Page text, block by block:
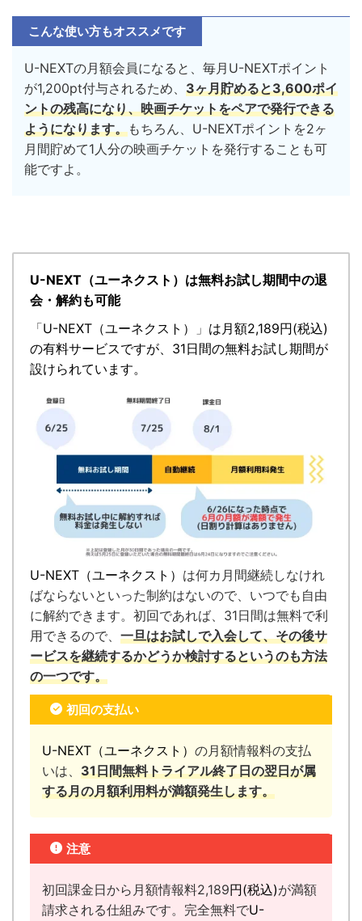
こんな使い方もオススメです
U-NEXTの月額会員になると、毎月U-NEXTポイント
が1,200pt付与されるため、 3ヶ月貯めると3,600ポイ
ントの残高になり、映画チケットをペアで発行できる
ようになります。もちろん、U-NEXTポイントを2ヶ
月間貯めて1人分の映画チケットを発行することも可
能ですよ。
U-NEXT（ユーネクスト）は無料お試し期間中の退
会・解約も可能
「U-NEXT（ユーネクスト） 」 は月額2,189円(税込)
の有料サービスですが、 31日間の無料お試し期間が
設けられています。
U-NEXT（ユーネクスト） は何カ月間継続しなけれ
ばならないといった制約はないので、いつでも自由
に解約できます。 初回であれば、31日間は無料で利
用できるので、 一旦はお試しで入会して、その後サ
ービスを継続するかどうか検討するというのも方法
の一つです。
初回の支払い
U-NEXT（ユーネクスト） の月額情報料の支払
いは、 31日間無料トライアル終了日の翌日が属
する月の月額利用料が満額発生します。
注意
初回課金日から月額情報料2,189円(税込)が満額
請求される仕組みです。完全無料でU-